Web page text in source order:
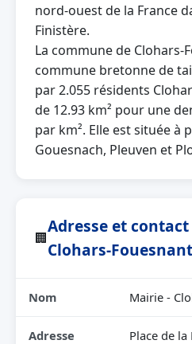
nord-ouest de la France
Finistère.
La commune de Clohars-
commune bretonne de
par 2.055 résidents
de 12.93 km² pour une
par km². Elle est située à
Gouesnach, Pleuven et
🏢
Adresse et
Clohars-Fouesnant
Nom Mairie -
Adresse Place de